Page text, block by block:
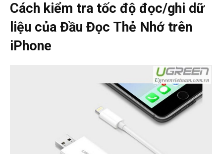
Cách kiểm tra tốc độ đọc/ghi dữ
liệu của Đầu Đọc Thẻ Nhớ trên
iPhone